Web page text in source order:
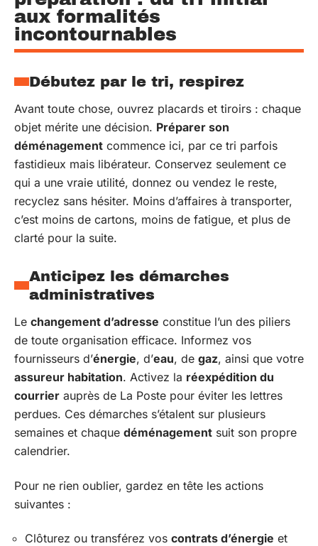
aux formalités
incontournables
Débutez par le tri, respirez
Avant toute chose, ouvrez placards et tiroirs : chaque
objet mérite une décision. Préparer son
déménagement commence ici, par ce tri parfois
fastidieux mais libérateur. Conservez seulement ce
qui a une vraie utilité, donnez ou vendez le reste,
recyclez sans hésiter. Moins d’affaires à transporter,
c’est moins de cartons, moins de fatigue, et plus de
clarté pour la suite.
Anticipez les démarches
administratives
Le changement d’adresse constitue l’un des piliers
de toute organisation efficace. Informez vos
fournisseurs d’énergie, d’eau, de gaz, ainsi que votre
assureur habitation. Activez la réexpédition du
courrier auprès de La Poste pour éviter les lettres
perdues. Ces démarches s’étalent sur plusieurs
semaines et chaque déménagement suit son propre
calendrier.
Pour ne rien oublier, gardez en tête les actions
suivantes :
Clôturez ou transférez vos contrats d’énergie et